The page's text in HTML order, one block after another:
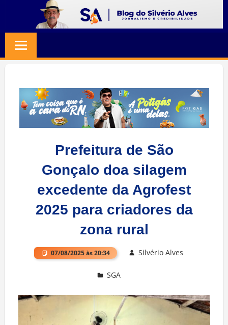
content
SILVERIO
ALVES
Jornalismo
Credibilidade
Prefeitura de São
Gonçalo doa silagem
excedente da Agrofest
2025 para criadores da
zona rural
07/08/2025 às 20:34 Silvério Alves
SGA